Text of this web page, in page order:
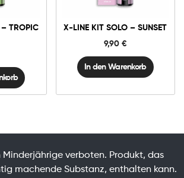
TROPIC
X-LINE KIT SOLO – SUNSET
9,90 €
Solo
Menge
In den Warenkorb
verboten. Produkt, das
machende Substanz, enthalten kann.